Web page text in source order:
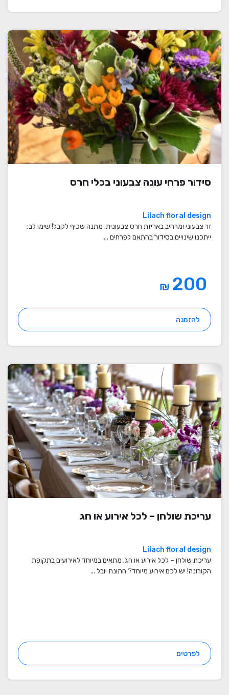
סידור פרחי עונה צבעוני בכלי חרס
Lilach floral design
זר צבעוני ומרהיב באריזת חרס צבעונית. מתנה שכיף לקבל! שימו לב:
ייתכנו שינויים בסידור בהתאם לפרחים ...
₪
להזמנה
עריכת שולחן – לכל אירוע או חג
Lilach floral design
עריכת שולחן – לכל אירוע או חג. מתאים במיוחד לאירועים בתקופת
הקורונה! יש לכם אירוע מיוחד? חתונת יובל ...
לפרטים